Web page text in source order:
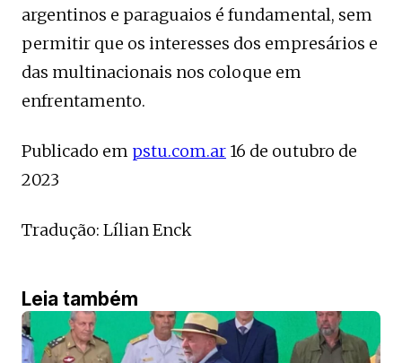
argentinos e paraguaios é fundamental, sem
permitir que os interesses dos empresários e
das multinacionais nos coloque em
enfrentamento.
Publicado em pstu.com.ar 16 de outubro de
2023
Tradução: Lílian Enck
Leia também